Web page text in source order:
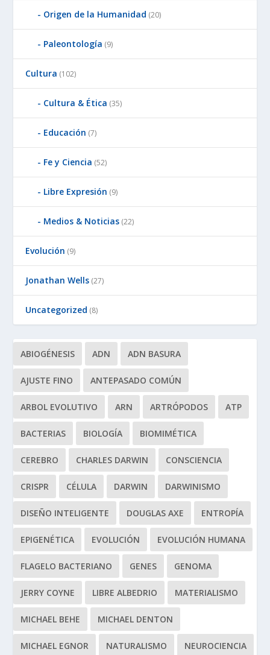
Origen de la Humanidad (20)
Paleontología (9)
Cultura (102)
Cultura & Ética (35)
Educación (7)
Fe y Ciencia (52)
Libre Expresión (9)
Medios & Noticias (22)
Evolución (9)
Jonathan Wells (27)
Uncategorized (8)
ABIOGÉNESIS ADN ADN BASURA
AJUSTE FINO ANTEPASADO COMÚN
ARBOL EVOLUTIVO ARN ARTRÓPODOS ATP
BACTERIAS BIOLOGÍA BIOMIMÉTICA
CEREBRO CHARLES DARWIN CONSCIENCIA
CRISPR CÉLULA DARWIN DARWINISMO
DISEÑO INTELIGENTE DOUGLAS AXE ENTROPÍA
EPIGENÉTICA EVOLUCIÓN EVOLUCIÓN HUMANA
FLAGELO BACTERIANO GENES GENOMA
JERRY COYNE LIBRE ALBEDRIO MATERIALISMO
MICHAEL BEHE MICHAEL DENTON
MICHAEL EGNOR NATURALISMO NEUROCIENCIA